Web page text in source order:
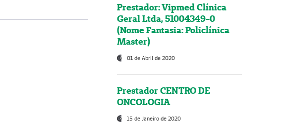
Prestador: Vipmed Clínica
Geral Ltda, 51004349-0
(Nome Fantasia: Policlínica
Master)
01 de Abril de 2020
Prestador CENTRO DE
ONCOLOGIA
15 de Janeiro de 2020